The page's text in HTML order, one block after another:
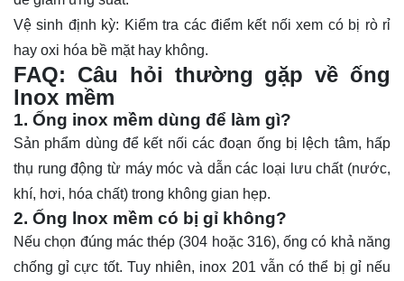
Vệ sinh định kỳ: Kiểm tra các điểm kết nối xem có bị rò rỉ
hay oxi hóa bề mặt hay không.
FAQ: Câu hỏi thường gặp về ống
lnox mềm
1. Ống inox mềm dùng để làm gì?
Sản phẩm dùng để kết nối các đoạn ống bị lệch tâm, hấp
thụ rung động từ máy móc và dẫn các loại lưu chất (nước,
khí, hơi, hóa chất) trong không gian hẹp.
2. Ống lnox mềm có bị gỉ không?
Nếu chọn đúng mác thép (304 hoặc 316), ống có khả năng
chống gỉ cực tốt. Tuy nhiên, inox 201 vẫn có thể bị gỉ nếu